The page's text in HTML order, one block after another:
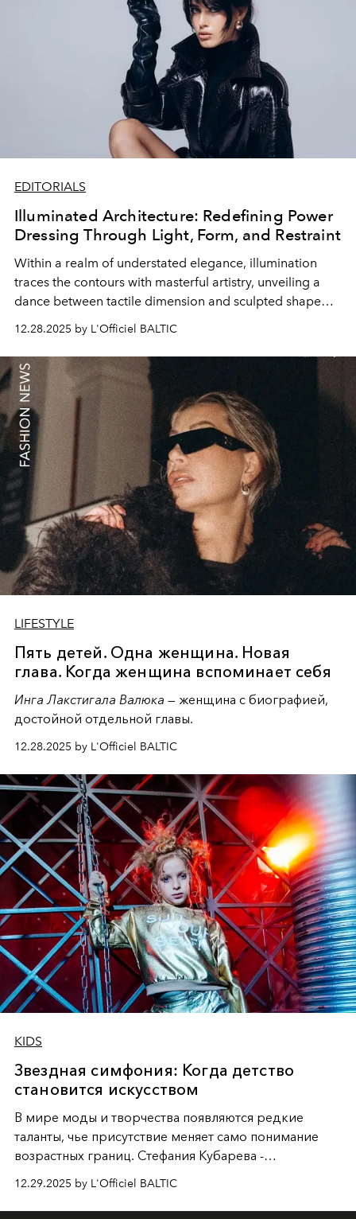
EDITORIALS
Illuminated Architecture: Redefining Power
Dressing Through Light, Form, and Restraint
Within a realm of understated elegance, illumination
traces the contours with masterful artistry, unveiling a
dance between tactile dimension and sculpted shape
lines converse with fluid movement through shadows
and highlights, embodying serene confidence where
restraint becomes the ultimate expression of power and
grace in contemporary fashion narrative.
12.28.2025 by L'Officiel BALTIC
LIFESTYLE
Пять детей. Одна женщина. Новая
глава. Когда женщина вспоминает себя
Инга Лакстигала Валюка — женщина с биографией,
достойной отдельной главы.
12.28.2025 by L'Officiel BALTIC
KIDS
Звездная симфония: Когда детство
становится искусством
В мире моды и творчества появляются редкие
таланты, чье присутствие меняет само понимание
возрастных границ. Стефания Кубарева -
харизмы, чье имя уже украшает обложки
престижных международных изданийFILLINI January
12.29.2025 by L'Officiel BALTIC